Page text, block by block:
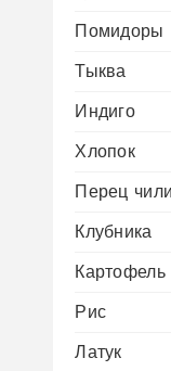
Помидоры
Тыква
Индиго
Хлопок
Перец
Клубника
Картофель
Рис
Латук